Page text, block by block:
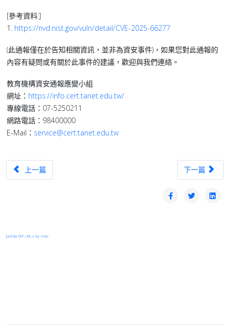
[參考資料:]
1. https://nvd.nist.gov/vuln/detail/CVE-2025-66277
(此通報僅在於告知相關資訊，並非為資安事件)，如果您對此通報的
內容有疑問或有關於此事件的建議，歡迎與我們連絡。
教育機構資安通報應變小組
網址： https://info.cert.tanet.edu.tw/
專線電話：07-5250211
網路電話：98400000
E-Mail： service@cert.tanet.edu.tw
上一篇文章：【轉知】115年4月3日(五) 7:00至20:00 修平科大因校
上一篇 下一篇文章：
下一篇
Joomla SEF URLs by Artio